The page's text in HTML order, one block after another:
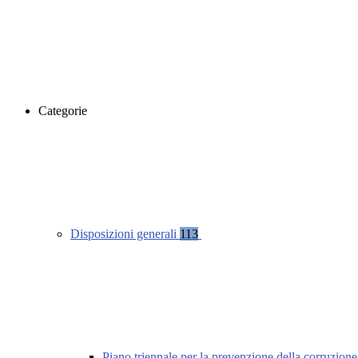
Categorie
Disposizioni generali 113